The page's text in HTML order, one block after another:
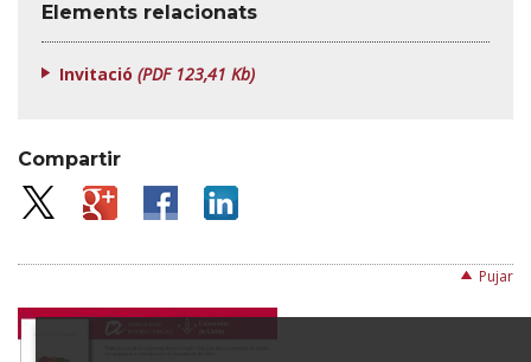
Elements relacionats
Invitació (PDF 123,41 Kb)
Compartir
Pujar